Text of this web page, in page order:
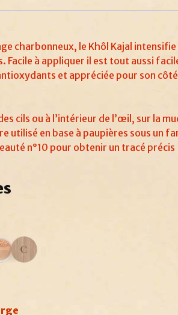
charbonneux, le Khôl Kajal
Facile à appliquer il est tout aussi
et appréciée pour son
cils ou à l’intérieur de l’œil, sur la
utilisé en base à paupières sous un
n°10 pour obtenir un tracé précis